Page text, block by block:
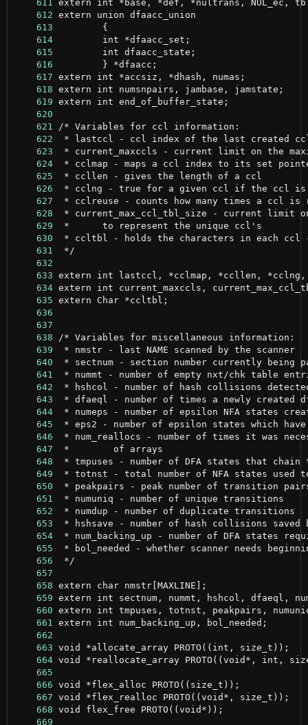
    611
    612
    613
    614
    615
    616
    617
    618
    619
    620
    621
    622
    623
    624
    625
    626
    627
    628
    629
    630
    631
    632
    633
    634
    635
    636
    637
    638
    639
  * nmstr - last NAME scanned by the scanner
    640
    641
    642
    643
    644
    645
    646
    647
    648
    649
    650
    651
    652
    653
    654
    655
    656
    657
    658
    659
    660
    661
    662
    663
    664
    665
    666
    667
    668
    669